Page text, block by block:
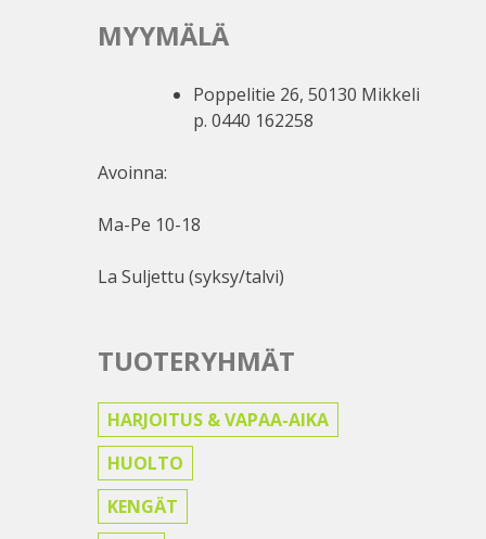
MYYMÄLÄ
Poppelitie 26, 50130 Mikkeli
p. 0440 162258
Avoinna:
Ma-Pe 10-18
La Suljettu (syksy/talvi)
TUOTERYHMÄT
HARJOITUS & VAPAA-AIKA
HUOLTO
KENGÄT